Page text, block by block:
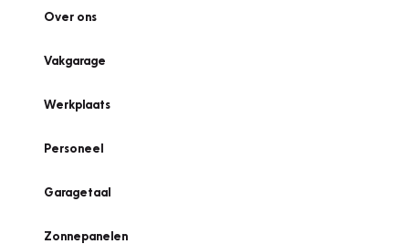
Over ons
Vakgarage
Werkplaats
Personeel
Garagetaal
Zonnepanelen